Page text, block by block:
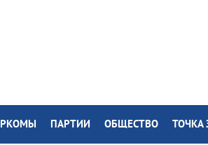
ПАРТИИ ОБЩЕСТВО ТОЧКА